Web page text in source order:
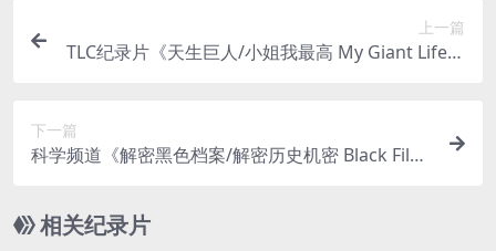
上一篇
TLC纪录片《天生巨人/小姐我最高 My Giant Life》
下一篇
科学频道《解密黑色档案/解密历史机密 Black Files
官方纯净版 1080P/MKV/26.1G
相关纪录片